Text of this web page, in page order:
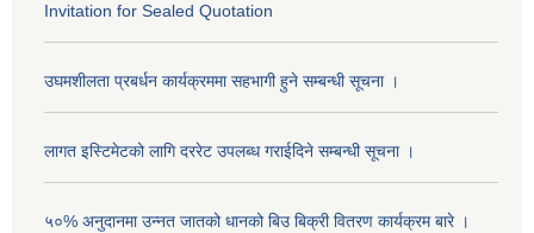
Invitation for Sealed Quotation
उघमशीलता प्रबर्धन कार्यक्रममा सहभागी हुने सम्बन्धी सूचना ।
लागत इस्टिमेटको लागि दररेट उपलब्ध गराईदिने सम्बन्धी सूचना ।
५०% अनुदानमा उन्नत जातको धानको बिउ बिक्री वितरण कार्यक्रम बारे ।